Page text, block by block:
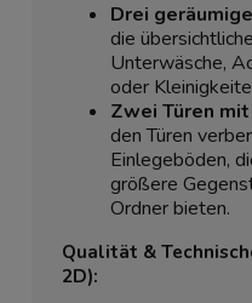
Drei
die
Unterwäsche,
oder
Zwei Türen
den Türen
Einlegeböden,
größere
Ordner bieten.
Qualität &
2D):